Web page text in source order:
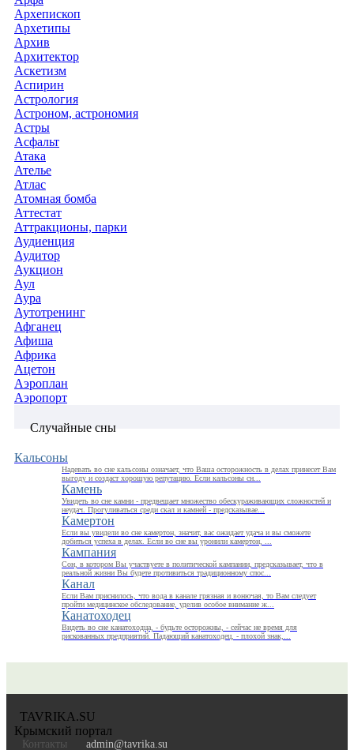
Архепископ
Архетипы
Архив
Архитектор
Аскетизм
Аспирин
Астрология
Астроном, астрономия
Астры
Асфальт
Атака
Ателье
Атлас
Атомная бомба
Аттестат
Аттракционы, парки
Аудиенция
Аудитор
Аукцион
Аул
Аура
Аутотренинг
Афганец
Афиша
Африка
Ацетон
Аэроплан
Аэропорт
Случайные сны
Кальсоны
Надевать во сне кальсоны означает, что Ваша осторожность в делах принесет Вам
выгоду и создаст хорошую репутацию. Если кальсоны сн...
Камень
Увидеть во сне камни - предвещает множество обескураживающих сложностей и
неудач. Прогуливаться среди скал и камней - предсказывае...
Камертон
Если вы увидели во сне камертон, значит, вас ожидает удача и вы сможете
добиться успеха в делах. Если во сне вы уронили камертон, ...
Кампания
Сон, в котором Вы участвуете в политической кампании, предсказывает, что в
реальной жизни Вы будете противиться традиционному спос...
Канал
Если Вам приснилось, что вода в канале грязная и вонючая, то Вам следует
пройти медицинское обследование, уделив особое внимание ж...
Канатоходец
Видеть во сне канатоходца, - будьте осторожны, - сейчас не время для
рискованных предприятий. Падающий канатоходец, - плохой знак,...
TAVRIKA.SU
Крымский портал
Контакты admin@tavrika.su